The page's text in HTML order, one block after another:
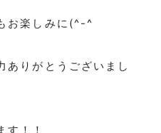
お楽しみに (^-^
ありがとうございまし
す！！